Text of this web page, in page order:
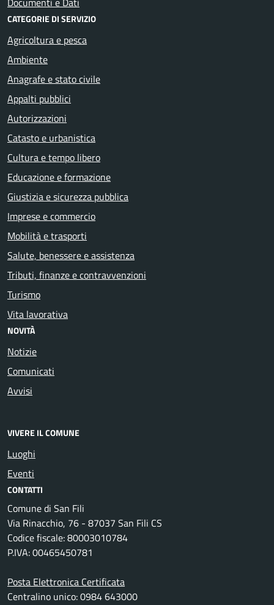
CATEGORIE DI SERVIZIO
Agricoltura e pesca
Ambiente
Anagrafe e stato civile
Appalti pubblici
Autorizzazioni
Catasto e urbanistica
Cultura e tempo libero
Educazione e formazione
Giustizia e sicurezza pubblica
Imprese e commercio
Mobilità e trasporti
Salute, benessere e assistenza
Tributi, finanze e contravvenzioni
Turismo
Vita lavorativa
NOVITÀ
Notizie
Comunicati
Avvisi
VIVERE IL COMUNE
Luoghi
Eventi
CONTATTI
Comune di San Fili
Via Rinacchio, 76 - 87037 San Fili CS
Codice fiscale: 80003010784
P.IVA: 00465450781
Posta Elettronica Certificata
Centralino unico: 0984 643000